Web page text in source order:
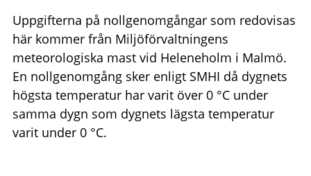
Uppgifterna på nollgenomgångar som redovisas
här kommer från Miljöförvaltningens
meteorologiska mast vid Heleneholm i Malmö.
En nollgenomgång sker enligt SMHI då dygnets
högsta temperatur har varit över 0 °C under
samma dygn som dygnets lägsta temperatur
varit under 0 °C.